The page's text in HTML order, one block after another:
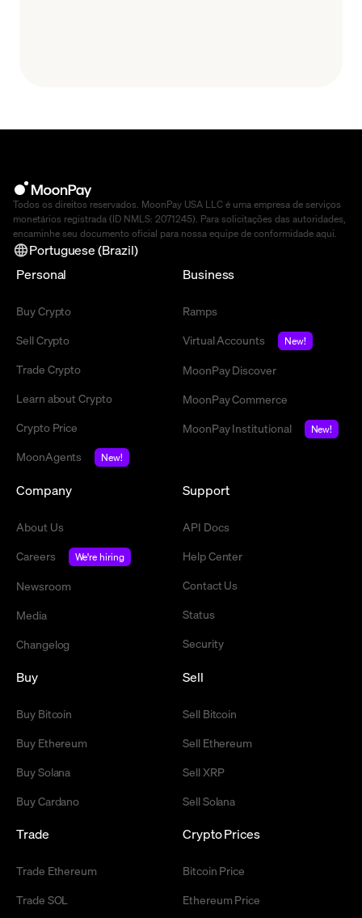
Todos os direitos reservados. MoonPay USA LLC é uma empresa de serviços
monetários registrada (ID NMLS: 2071245). Para solicitações das autoridades,
encaminhe seu documento oficial para nossa equipe de conformidade aqui.
Portuguese (Brazil)
Personal
Buy Crypto
Sell Crypto
Trade Crypto
Learn about Crypto
Crypto Price
MoonAgents
New!
Business
Ramps
Virtual Accounts
New!
MoonPay Discover
MoonPay Commerce
MoonPay Institutional
New!
Company
About Us
Careers
We're hiring
Newsroom
Media
Changelog
Support
API Docs
Help Center
Contact Us
Status
Security
Buy
Buy Bitcoin
Buy Ethereum
Buy Solana
Buy Cardano
Sell
Sell Bitcoin
Sell Ethereum
Sell XRP
Sell Solana
Trade
Trade Ethereum
Trade SOL
Crypto Prices
Bitcoin Price
Ethereum Price